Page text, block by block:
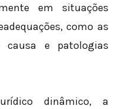
em situações
como as
causa e patologias
dinâmico, a